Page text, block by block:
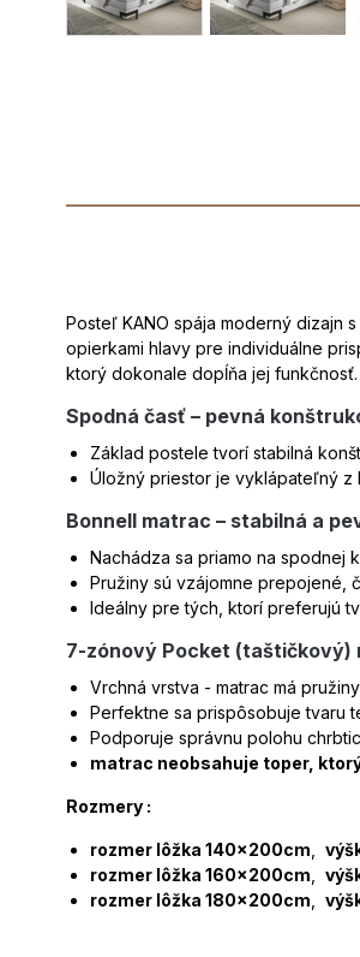
Posteľ KANO spája moderný dizajn
opierkami hlavy pre individuálne
ktorý dokonale dopĺňa jej funkčnosť.
Spodná časť – pevná
Základ postele tvorí stabilná
Úložný priestor je vyklápateľný z
Bonnell matrac – stabilná a
Nachádza sa priamo na spodnej
Pružiny sú vzájomne prepojené,
Ideálny pre tých, ktorí preferujú
7-zónový Pocket (taštičkový)
Vrchná vrstva - matrac má
Perfektne sa prispôsobuje tvaru
Podporuje správnu polohu
matrac neobsahuje toper,
Rozmery :
rozmer lôžka 140x200cm
rozmer lôžka 160x200cm
rozmer lôžka 180x200cm